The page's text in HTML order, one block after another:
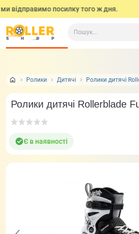
посилку того ж дня.
Ролики Дитячі Ролики дитячі
Все про товар Характеристики
Ролики дитячі Rollerblade
Є в наявності